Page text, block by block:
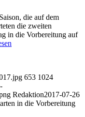
die auf dem
die zweiten
in die Vorbereitung auf
653 1024
Redaktion2017-07-26
in die Vorbereitung